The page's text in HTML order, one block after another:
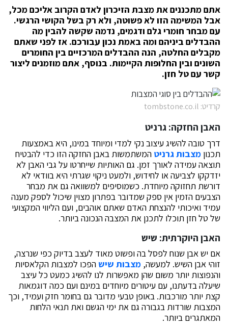
אתם מתכננים את מצבת הזיכרון לאדם הקרוב אליכם מכל,
אבל המשימה הזו לא פשוטה, ולא רק בשל הקושי הרגשי.
עם מבחר חומרי גלם ודגמים, נדמה שקשה להבין מה
ההבדלים ביניהם ומה באמת נכון עבורכם. אז לפני שאתם
מקבלים החלטה, הנה ההבדלים המרכזיים בין החומרים
השונים ובין החלופות הקיימות. בנוסף, אתם מוזמנים ליצור
קשר עם טל חזן.
קרדיט: tombstone.co.il
האבן החזקה: גרניט
דרך טובה להשיג עיצוב נקי למדי ומיוחד במינו, היא באמצעות
תכנון מצבות גרניט המשתמשות באבן החזקה הזו כדי להבטיח
תוצאה עמידה לאורך זמן. גם האותיות שייחרטו על גבי האבן לא
יזדקקו לצביעה או לחידוש, ולמעט ניקוי שגרתי היא בוודאי לא
דורשת תחזוקה מיוחדת. כשמוסיפים למשוואה גם את מבחר
הצבעים הזמין אין ספק שמדובר בפתרון מצוין שיכול לספק מענה
עמיד ואיכותי להנצחת האדם שאתם אוהבים, ועם הליווי המקצועי
של טל חזן תוכלו לתכנן את המצבה הנכונה ביותר.
האבן היוקרתית: שיש
אם יש אבן שנוח לפסל בה ופשוט מאוד לעצב בדיוק כפי שנרצה,
זוהי אבן השיש. למעשה, מצבות שישהפכו למצבות הקלאסיות
והנפוצות יותר משום שהן מאפשרות לנו להשיג כמעט כל עיצב
שיעלה בדעתנו, עם עיטורים מיוחדים במינם ועם כמה דוגמאות
קצת יותר מורכבות. באופן טבעי מדובר גם בחומר חזק ועמיד, וכך
המצבות שורדות בגבורה גם את ימי הגשם ואת תנאי הלחות
המאתגרים ביותר.